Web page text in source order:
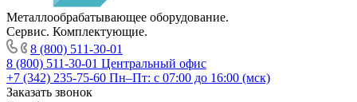
Металлообрабатывающее оборудование.
Сервис. Комплектующие.
8 (800) 511-30-01
8 (800) 511-30-01 Центральный офис
+7 (342) 235-75-60 Пн–Пт: с 07:00 до 16:00 (мск)
Заказать звонок